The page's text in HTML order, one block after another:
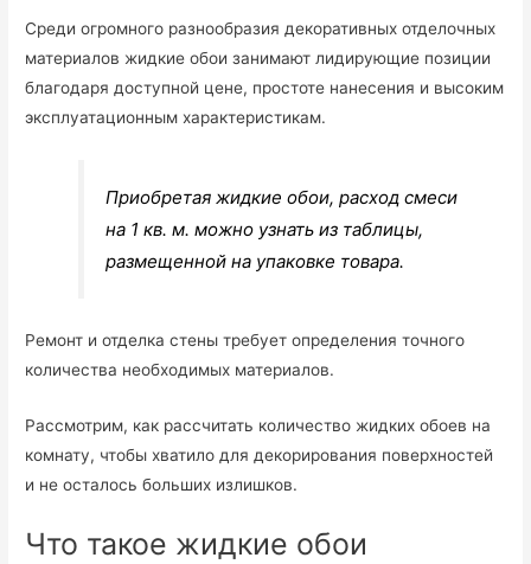
Среди огромного разнообразия декоративных отделочных
материалов жидкие обои занимают лидирующие позиции
благодаря доступной цене, простоте нанесения и высоким
эксплуатационным характеристикам.
Приобретая жидкие обои, расход смеси
на 1 кв. м. можно узнать из таблицы,
размещенной на упаковке товара.
Ремонт и отделка стены требует определения точного
количества необходимых материалов.
Рассмотрим, как рассчитать количество жидких обоев на
комнату, чтобы хватило для декорирования поверхностей
и не осталось больших излишков.
Что такое жидкие обои